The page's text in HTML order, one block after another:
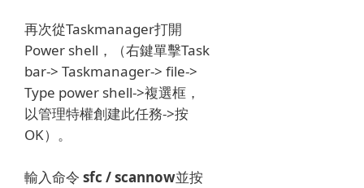
再次從Taskmanager打開
Power shell，（右鍵單擊Task
bar-> Taskmanager-> file->
Type power shell->複選框，
以管理特權創建此任務->按
OK）。
輸入命令 sfc / scannow並按